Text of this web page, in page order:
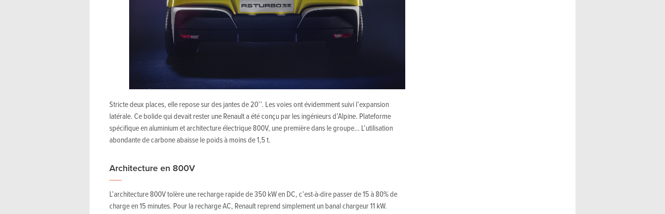
Stricte deux places, elle repose sur des jantes de 20’’. Les voies ont évidemment suivi l’expansion
latérale. Ce bolide qui devait rester une Renault a été conçu par les ingénieurs d’Alpine. Plateforme
spécifique en aluminium et architecture électrique 800V, une première dans le groupe… L’utilisation
abondante de carbone abaisse le poids à moins de 1,5 t.
Architecture en 800V
L’architecture 800V tolère une recharge rapide de 350 kW en DC, c’est-à-dire passer de 15 à 80% de
charge en 15 minutes. Pour la recharge AC, Renault reprend simplement un banal chargeur 11 kW.